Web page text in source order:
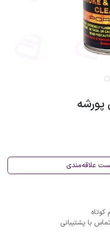
علاقه‌مندی
با پشتیبانی